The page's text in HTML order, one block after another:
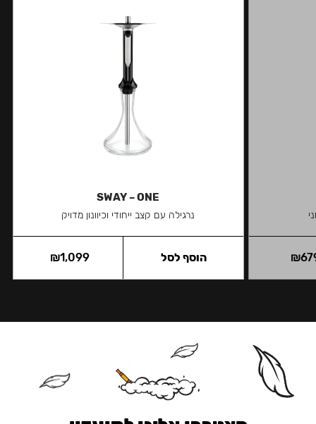
₪
SWAY – ONE
נרגילה עם קצב ייחודי וכיוונון מדויק
₪1,099 הוסף לסל